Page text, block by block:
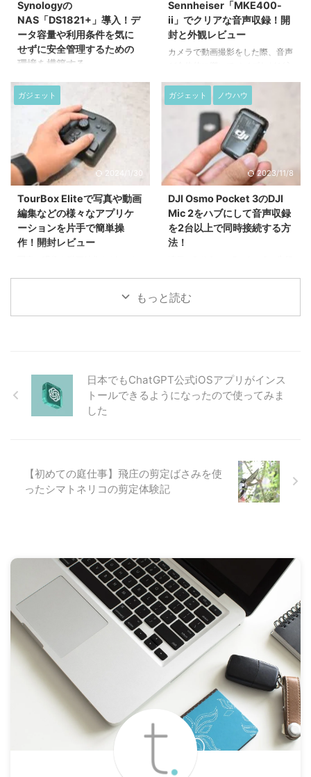
Synologyの
NAS「DS1821+」導入！デ
ータ容量や利用条件を気に
せずに安全管理するための
環境を構築する
様々なデータを取り巻く現代にお
いて、データの管理方法は時代の
変化と共に移り変わっています
が、今回、我が家でNASを導入す
ることになったので、どのような
NASでスペックなどを紹介しなが
ら導入プロセスについて記事にし
てみました。 NASについて何な
のかについては、別途ご紹介しま
すので、今回は、Synologyの
NAS「DS1821+」を導入した記
録です。 Synology DS1821＋な
ら大容量・大量のデータをも安
は、SynologyのDS1821+で、
Sennheiser「MKE400-
ii」でクリアな音声収録！開
封と外観レビュー
カメラで動画撮影をした際、音声
るなどして気になった事はないで
しょうか？ 今回は、ミラーレス
カメラでの音声収録をよりクリア
にする外部マイク「Sennheiser
のMKE400-ii」を購入した。
2022年の1月に発売されており、
発売してから2年経過しています
が、YouTubeなどのSNSでも高く
ターに使われているMK400iiで、
テレビや映画などの収録用マイク
として長年愛されているMKH416
を製造販売している知る人ぞ知る
ガジェット
2024/1/30
TourBox Eliteで写真や動画
編集などの様々なアプリケ
ーションを片手で簡単操
作！開封レビュー
bluetooth左手デバイスとして
TourBox Eliteが展開されていま
ョートカットキーやコマンドを割
り当てることできるようになって
います。その他、マクロを組んで
時押しが必要な手間を省略するこ
とが ...
ガジェット ノウハウ
2023/11/8
DJI Osmo Pocket 3のDJI
Mic 2をハブにして音声収録
を2台以上で同時接続する方
法！
して記事にしています。 そんな
中、仕様書にない使用方法とし
きるのではないか？っと思い、実
際に試してみました。 結論、タ
もっと読む
日本でもChatGPT公式iOSアプリがインス
トールできるようになったので使ってみま
した
【初めての庭仕事】飛庄の剪定ばさみを使
ったシマトネリコの剪定体験記